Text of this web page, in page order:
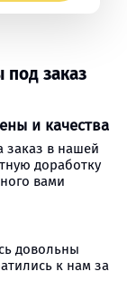
заказ
и качества
заказ в нашей
доработку
вами
довольны
к нам за